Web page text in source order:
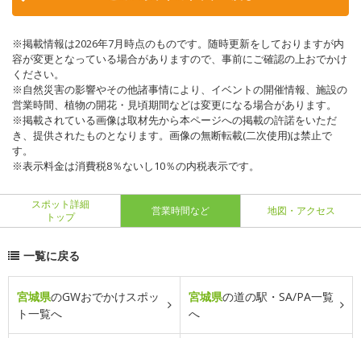
※掲載情報は2026年7月時点のものです。随時更新をしておりますが内
容が変更となっている場合がありますので、事前にご確認の上おでかけ
ください。
※自然災害の影響やその他諸事情により、イベントの開催情報、施設の
営業時間、植物の開花・見頃期間などは変更になる場合があります。
※掲載されている画像は取材先から本ページへの掲載の許諾をいただ
き、提供されたものとなります。画像の無断転載(二次使用)は禁止で
す。
※表示料金は消費税8％ないし10％の内税表示です。
スポット詳細
トップ
営業時間など 地図・アクセス
一覧に戻る
宮城県のGWおでかけスポッ
ト一覧へ
宮城県の道の駅・SA/PA一覧
へ